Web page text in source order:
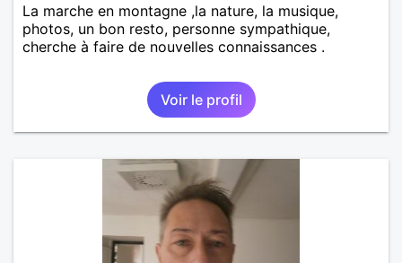
La marche en montagne ,la nature, la musique,
photos, un bon resto, personne sympathique,
cherche à faire de nouvelles connaissances .
Voir le profil